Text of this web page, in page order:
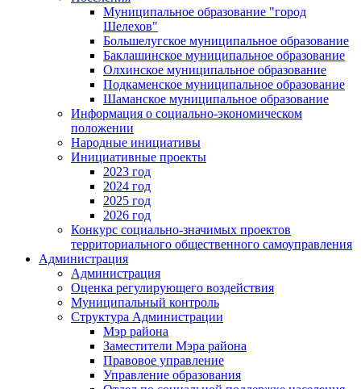
Муниципальное образование "город
Шелехов"
Большелугское муниципальное образование
Баклашинское муниципальное образование
Олхинское муниципальное образование
Подкаменское муниципальное образование
Шаманское муниципальное образование
Информация о социально-экономическом
положении
Народные инициативы
Инициативные проекты
2023 год
2024 год
2025 год
2026 год
Конкурс социально-значимых проектов
территориального общественного самоуправления
Администрация
Администрация
Оценка регулирующего воздействия
Муниципальный контроль
Структура Администрации
Мэр района
Заместители Мэра района
Правовое управление
Управление образования